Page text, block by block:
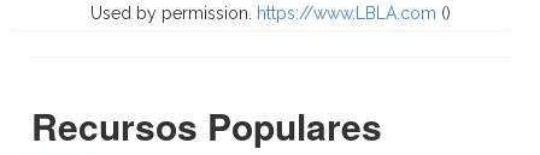
Used by permission.
https://www.LBLA.com ()
Recursos Populares